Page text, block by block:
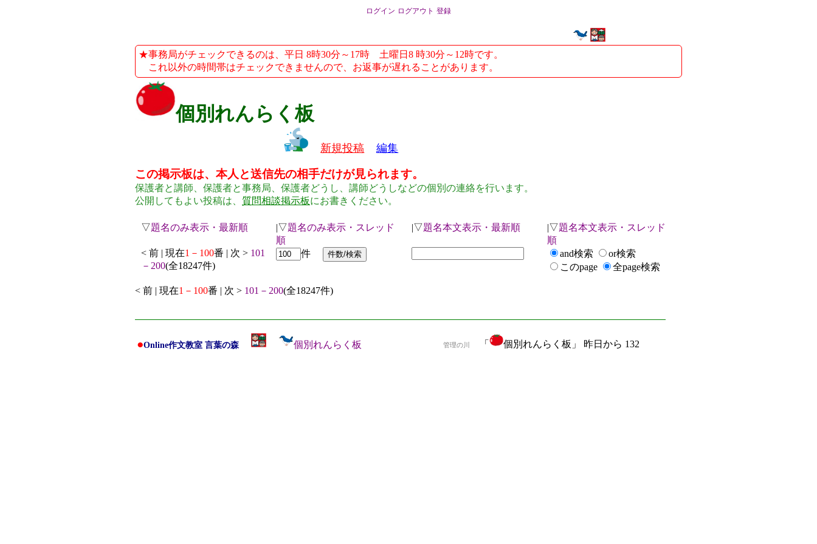
ログイン ログアウト 登録
★事務局がチェックできるのは、平日 8時30分～17時 土曜日8 時30分～12時です。
これ以外の時間帯はチェックできませんので、お返事が遅れることがあります。
個別れんらく板
新規投稿 編集
この掲示板は、本人と送信先の相手だけが見られます。
保護者と講師、保護者と事務局、保護者どうし、講師どうしなどの個別の連絡を行います。
公開してもよい投稿は、 質問相談掲示板にお書きください。
▽題名のみ表示・最新順 |▽題名のみ表示・スレッド
順
|▽題名本文表示・最新順 |▽題名本文表示・スレッド
順
< 前 | 現在1－100番 | 次 > 101
－200(全18247件)
件 and検索
or検索
このpage
全page検索
< 前 | 現在1－100番 | 次 > 101－200(全18247件)
●Online作文教室 言葉の森 個別れんらく板 管理の川 「 個別れんらく板」 昨日から 132